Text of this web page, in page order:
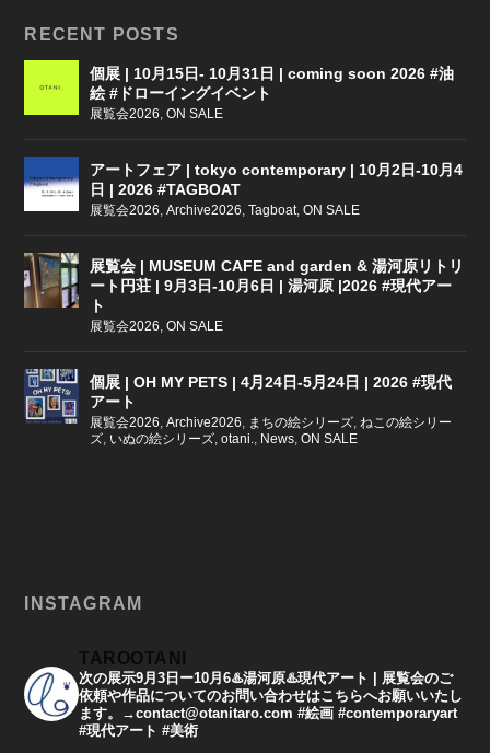
RECENT POSTS
個展 | 10月15日- 10月31日 | coming soon 2026 #油
絵 #ドローイングイベント
展覧会2026,ON SALE
アートフェア | tokyo contemporary | 10月2日-10月4
日 | 2026 #TAGBOAT
展覧会2026,Archive2026,Tagboat,ON SALE
展覧会 | MUSEUM CAFE and garden & 湯河原リトリ
ート円荘 | 9月3日-10月6日 | 湯河原 |2026 #現代アー
ト
展覧会2026,ON SALE
個展 | OH MY PETS | 4月24日-5月24日 | 2026 #現代
アート
展覧会2026,Archive2026, まちの絵シリーズ,ねこの絵シリー
ズ, いぬの絵シリーズ,otani., News,ON SALE
INSTAGRAM
TAROOTANI
次の展示9月3日ー10月6♨️湯河原♨️現代アート | 展覧会のご
依頼や作品についてのお問い合わせはこちらへお願いいたし
ます。→contact@otanitaro.com #絵画 #contemporaryart
#現代アート #美術